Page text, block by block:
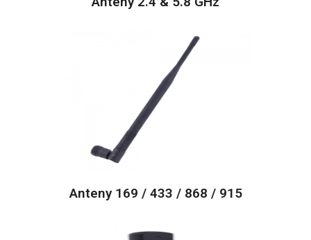
Anteny 169 / 433 / 868 / 915